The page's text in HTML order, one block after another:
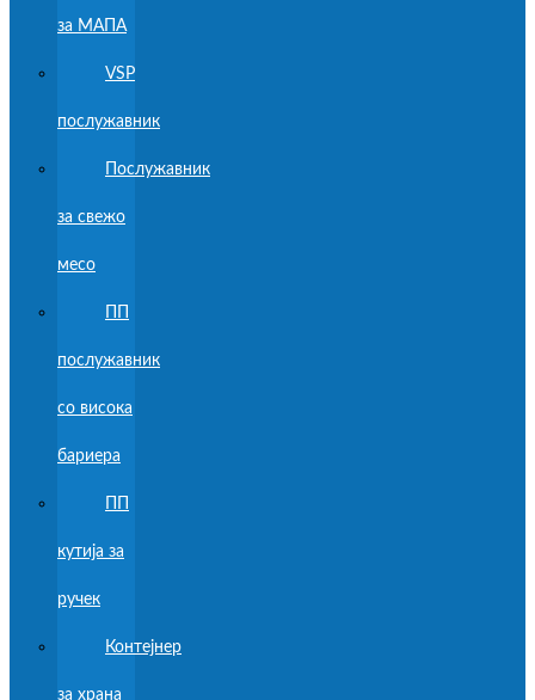
за МАПА
VSP
послужавник
Послужавник
за свежо
месо
послужавник
со висока
бариера
кутија за
ручек
Контејнер
за храна